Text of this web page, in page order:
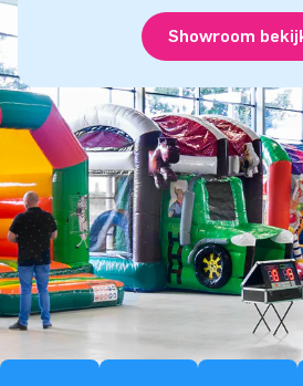
Showroom